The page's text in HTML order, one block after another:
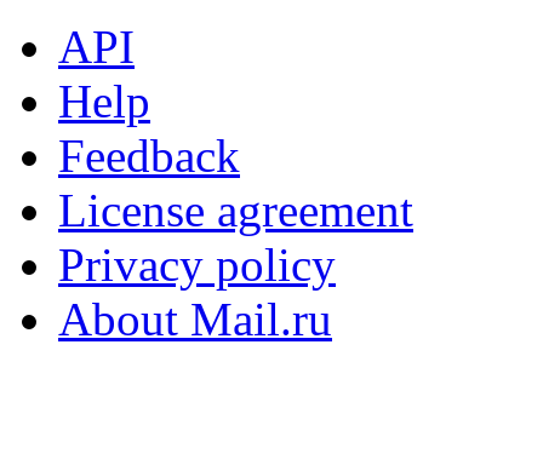
API
Help
Feedback
License agreement
Privacy policy
About Mail.ru